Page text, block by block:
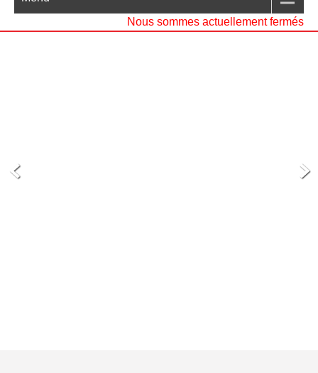
Nous sommes actuellement fermés